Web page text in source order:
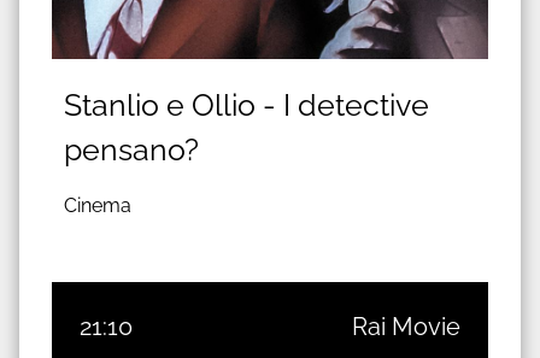
Stanlio e Ollio - I detective
pensano?
Cinema
21:10 Rai Movie